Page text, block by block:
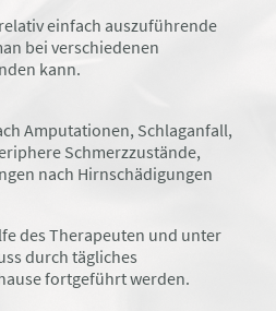
einfach auszuführende
bei verschiedenen
kann.
Amputationen, Schlaganfall,
Schmerzzustände,
nach Hirnschädigungen
des Therapeuten und unter
durch tägliches
fortgeführt werden.